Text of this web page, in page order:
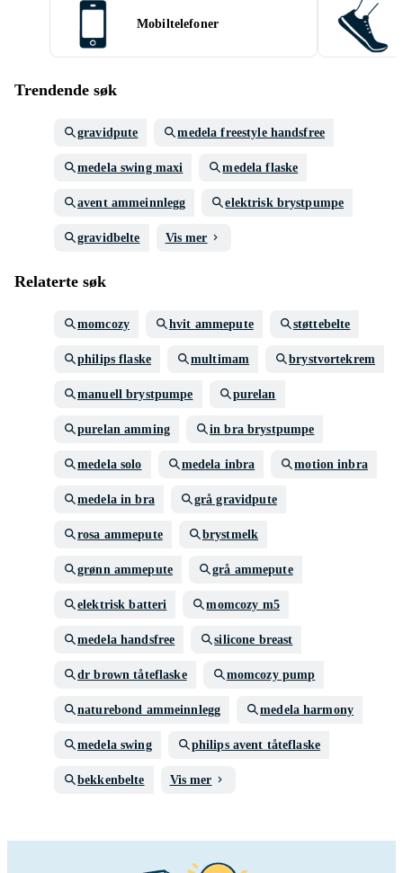
Mobiltelefoner
Trendende søk
gravidpute medela freestyle handsfree
medela swing maxi medela flaske
avent ammeinnlegg elektrisk brystpumpe
gravidbelte Vis mer
Relaterte søk
momcozy hvit ammepute støttebelte
philips flaske multimam brystvortekrem
manuell brystpumpe purelan
purelan amming in bra brystpumpe
medela solo medela inbra motion inbra
medela in bra grå gravidpute
rosa ammepute brystmelk
grønn ammepute grå ammepute
elektrisk batteri momcozy m5
medela handsfree silicone breast
dr brown tåteflaske momcozy pump
naturebond ammeinnlegg medela harmony
medela swing philips avent tåteflaske
bekkenbelte Vis mer